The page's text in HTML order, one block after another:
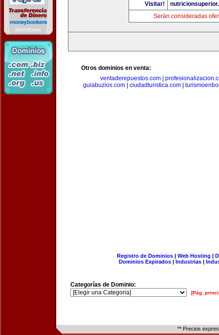
Visitar!
Serán consideradas
Otros dominios en venta:
ventaderepuestos.com
guiabuzios.com| ciudadturistica.com|
Registro de Dominios| Web Hosting |
Dominios Expirados | Industrias |
Categorías de Dominio:
[Pág.
** Precios